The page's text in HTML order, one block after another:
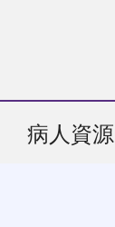
病人資源